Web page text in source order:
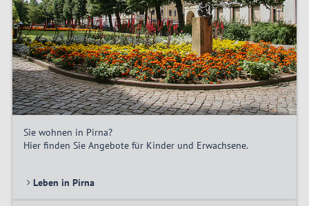
Sie wohnen in Pirna?
Hier finden Sie Angebote für Kinder und Erwachsene.
Leben in Pirna